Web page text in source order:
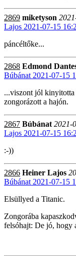
2869 miketyson
Lajos 2021-07-15
páncéltőke...
2868 Edmond
Búbánat 2021-07-15
...viszont jól kinyitotta
zongorázott a hajón.
2867 Búbánat 2021-
Lajos 2021-07-15
:-))
2866 Heiner Lajos
Búbánat 2021-07-15
Elsüllyed a Titanic.
Zongorába
felsóhajt: De jó, hogy